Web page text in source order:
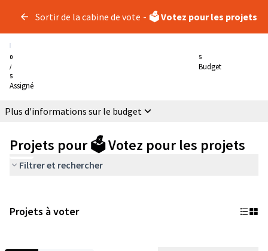
Sortir de la cabine de vote - 🗳️ Votez pour les projets
0
/
5
Assigné
5
Budget
Plus d'informations sur le budget
Projets pour 🗳️ Votez pour les projets
Filtrer et rechercher
Projets à voter